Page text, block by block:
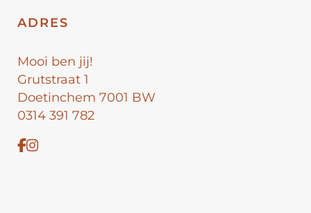
ADRES
Mooi ben jij!
Grutstraat 1
Doetinchem 7001 BW
0314 391 782